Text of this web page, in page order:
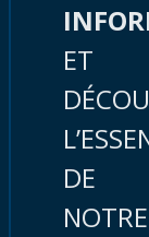
ET
DE
NOTRE